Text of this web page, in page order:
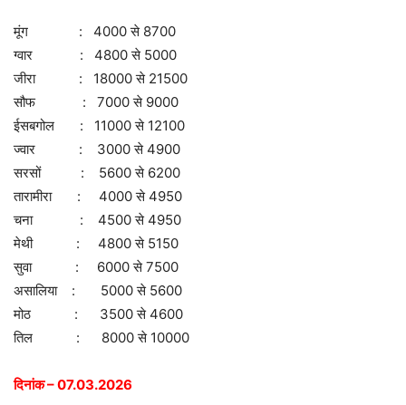
मूंग : 4000 से 8700
ग्वार : 4800 से 5000
जीरा : 18000 से 21500
सौफ : 7000 से 9000
ईसबगोल : 11000 से 12100
ज्वार : 3000 से 4900
सरसों : 5600 से 6200
तारामीरा : 4000 से 4950
चना : 4500 से 4950
मेथी : 4800 से 5150
सुवा : 6000 से 7500
असालिया : 5000 से 5600
मोठ : 3500 से 4600
तिल : 8000 से 10000
दिनांक – 07.03.2026